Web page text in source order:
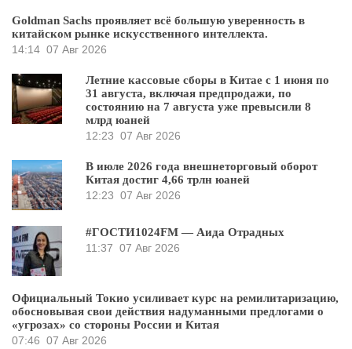
Goldman Sachs проявляет всё большую уверенность в
китайском рынке искусственного интеллекта.
14:14 07 Авг 2026
Летние кассовые сборы в Китае с 1 июня по
31 августа, включая предпродажи, по
состоянию на 7 августа уже превысили 8
млрд юаней
12:23 07 Авг 2026
В июле 2026 года внешнеторговый оборот
Китая достиг 4,66 трлн юаней
12:23 07 Авг 2026
#ГОСТИ1024FM — Аида Отрадных
11:37 07 Авг 2026
Официальный Токио усиливает курс на ремилитаризацию,
обосновывая свои действия надуманными предлогами о
«угрозах» со стороны России и Китая
07:46 07 Авг 2026